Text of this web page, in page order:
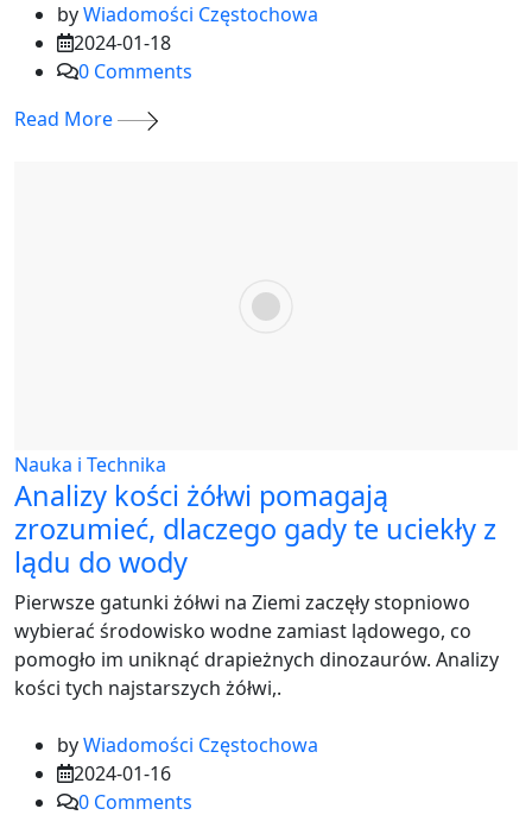
byWiadomości Częstochowa
2024-01-18
0 Comments
Read More
Nauka i Technika
Analizy kości żółwi pomagają
zrozumieć, dlaczego gady te uciekły z
lądu do wody
Pierwsze gatunki żółwi na Ziemi zaczęły stopniowo
wybierać środowisko wodne zamiast lądowego, co
pomogło im uniknąć drapieżnych dinozaurów. Analizy
kości tych najstarszych żółwi,.
byWiadomości Częstochowa
2024-01-16
0 Comments